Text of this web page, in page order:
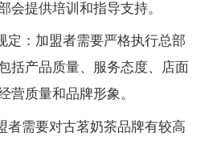
会提供培训和指导支持。
：加盟者需要严格执行总部
括产品质量、服务态度、店面
营质量和品牌形象。
需要对古茗奶茶品牌有较高